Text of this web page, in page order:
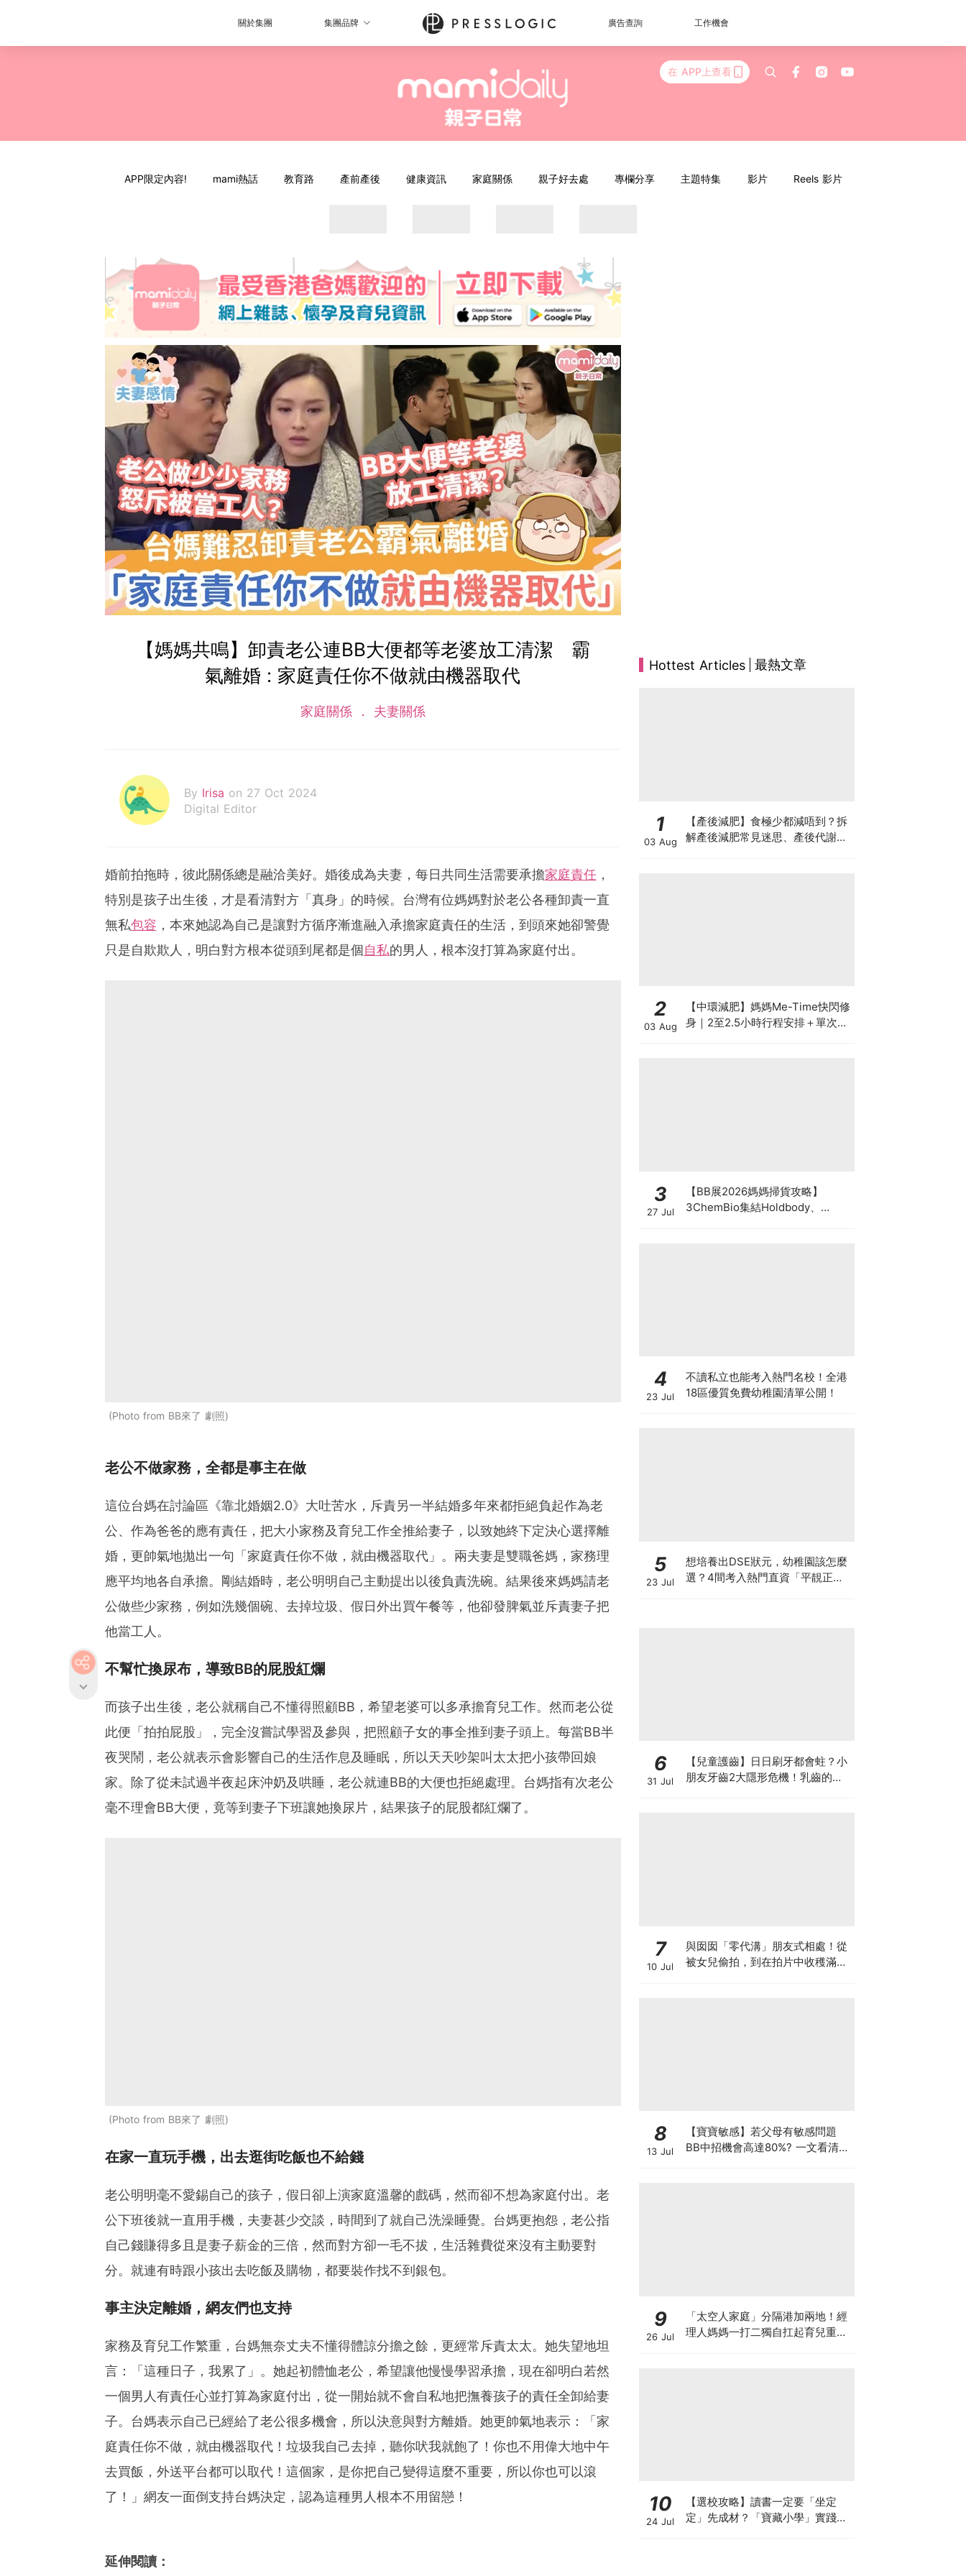
關於集團 集團品牌 廣告查詢 工作機會
在 APP上查看
APP限定內容! mami熱話 教育路 產前產後 健康資訊 家庭關係 親子好去處 專欄分享 主題特集 影片 Reels 影片
【媽媽共鳴】卸責老公連BB大便都等老婆放工清潔 霸
氣離婚 : 家庭責任你不做就由機器取代
家庭關係 夫妻關係
By Irisa on 27 Oct 2024
Digital Editor
婚前拍拖時，彼此關係總是融洽美好。婚後成為夫妻，每日共同生活需要承擔家庭責任，
特別是孩子出生後，才是看清對方「真身」的時候。台灣有位媽媽對於老公各種卸責一直
無私包容 ，本來她認為自己是讓對方循序漸進融入承擔家庭責任的生活，到頭來她卻警覺
只是自欺欺人，明白對方根本從頭到尾都是個自私的男人，根本沒打算為家庭付出。
Photo from BB來了 劇照
老公不做家務，全都是事主在做
這位台媽在討論區《靠北婚姻2.0》大吐苦水，斥責另一半結婚多年來都拒絕負起作為老
公、作為爸爸的應有責任，把大小家務及育兒工作全推給妻子，以致她終下定決心選擇離
婚，更帥氣地拋出一句「家庭責任你不做，就由機器取代」。兩夫妻是雙職爸媽，家務理
應平均地各自承擔。剛結婚時，老公明明自己主動提出以後負責洗碗。結果後來媽媽請老
公做些少家務，例如洗幾個碗、去掉垃圾、假日外出買午餐等，他卻發脾氣並斥責妻子把
他當工人。
不幫忙換尿布，導致BB的屁股紅爛
而孩子出生後，老公就稱自己不懂得照顧BB，希望老婆可以多承擔育兒工作。然而老公從
此便「拍拍屁股」，完全沒嘗試學習及參與，把照顧子女的事全推到妻子頭上。每當BB半
夜哭鬧，老公就表示會影響自己的生活作息及睡眠，所以天天吵架叫太太把小孩帶回娘
家。除了從未試過半夜起床沖奶及哄睡，老公就連BB的大便也拒絕處理。台媽指有次老公
毫不理會BB大便，竟等到妻子下班讓她換尿片，結果孩子的屁股都紅爛了。
Photo from BB來了 劇照
在家一直玩手機，出去逛街吃飯也不給錢
老公明明毫不愛錫自己的孩子，假日卻上演家庭溫馨的戲碼，然而卻不想為家庭付出。老
公下班後就一直用手機，夫妻甚少交談，時間到了就自己洗澡睡覺。台媽更抱怨，老公指
自己錢賺得多且是妻子薪金的三倍，然而對方卻一毛不拔，生活雜費從來沒有主動要對
分。就連有時跟小孩出去吃飯及購物，都要裝作找不到銀包。
事主決定離婚，網友們也支持
家務及育兒工作繁重，台媽無奈丈夫不懂得體諒分擔之餘，更經常斥責太太。她失望地坦
言：「這種日子，我累了」。她起初體恤老公，希望讓他慢慢學習承擔，現在卻明白若然
一個男人有責任心並打算為家庭付出，從一開始就不會自私地把撫養孩子的責任全卸給妻
子。台媽表示自己已經給了老公很多機會，所以決意與對方離婚。她更帥氣地表示：「家
庭責任你不做，就由機器取代！垃圾我自己去掉，聽你吠我就飽了！你也不用偉大地中午
去買飯，外送平台都可以取代！這個家，是你把自己變得這麼不重要，所以你也可以滾
了！」網友一面倒支持台媽決定，認為這種男人根本不用留戀！
延伸閱讀：
Hottest Articles 最熱文章
1
03 Aug
【產後減肥】食極少都減唔到？拆
解產後減肥常見迷思、產後代謝、
2
03 Aug
【中環減肥】媽媽Me-Time快閃修
身｜2至2.5小時行程安排＋單次收
3
27 Jul
【BB展2026媽媽掃貨攻略】
3ChemBio集結Holdbody、
4
23 Jul
不讀私立也能考入熱門名校！全港
18區優質免費幼稚園清單公開！
5
23 Jul
想培養出DSE狀元，幼稚園該怎麼
選？4間考入熱門直資「平靚正」
6
31 Jul
【兒童護齒】日日刷牙都會蛀？小
朋友牙齒2大隱形危機！乳齒的琺
7
10 Jul
與囡囡「零代溝」朋友式相處！從
被女兒偷拍，到在拍片中收穫滿足
8
13 Jul
【寶寶敏感】若父母有敏感問題
BB中招機會高達80%? 一文看清預
9
26 Jul
「太空人家庭」分隔港加兩地！經
理人媽媽一打二獨自扛起育兒重
10
24 Jul
【選校攻略】讀書一定要「坐定
定」先成材？「寶藏小學」實踐動